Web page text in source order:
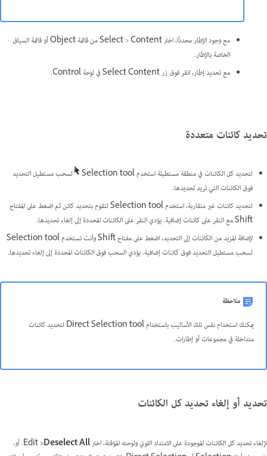
مع وجود الإطار محددًا، اختر Select > Content من قائمة Object أو قائمة السياق
الخاصة بالإطار.
مع تحديد إطار، انقر فوق زر Select Content في لوحة Control.
تحديد كائنات متعددة
لتحديد كل الكائنات في منطقة مستطيلة استخدم Selection tool
لسحب مستطيل التحديد
فوق الكائنات التي تريد تحديدها.
لتحديد كائنات غير متقاربة، استخدم Selection tool لتقوم بتحديد كائن ثم اضغط على المفتاح
Shift مع النقر على كائنات إضافية. يؤدي النقر على الكائنات المحددة إلى إلغاء تحديدها.
لإضافة المزيد من الكائنات إلى التحديد، اضغط على مفتاح Shift وأنت تستخدم Selection tool
لسحب مستطيل التحديد فوق كائنات إضافية. يؤدي السحب فوق الكائنات المحددة إلى إلغاء تحديدها.
ملاحظة
يمكنك استخدام نفس تلك الأساليب باستخدام Direct Selection tool لتحديد كائنات
متداخلة في مجموعات أو إطارات.
تحديد أو إلغاء تحديد كل الكائنات
لإلغاء تحديد كل الكائنات الموجودة على الامتداد اللوني ولوحته المؤقتة، اختر Edit >Deselect All
. أو،